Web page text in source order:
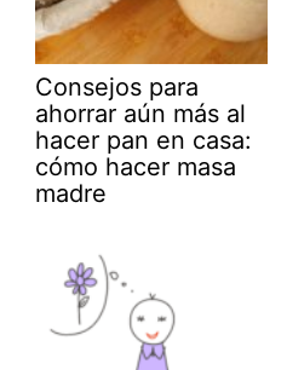
Consejos para
ahorrar aún más al
hacer pan en casa:
cómo hacer masa
madre